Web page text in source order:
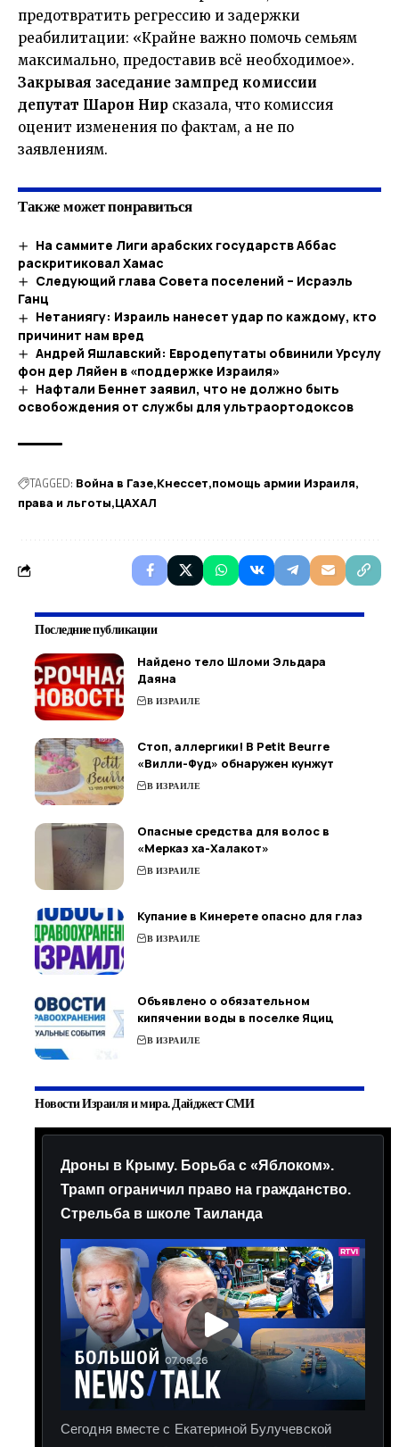
предотвратить регрессию и задержки
реабилитации: «Крайне важно помочь семьям
максимально, предоставив всё необходимое».
Закрывая заседание зампред комиссии
депутат Шарон Нир сказала, что комиссия
оценит изменения по фактам, а не по
заявлениям.
Также может понравиться
На саммите Лиги арабских государств Аббас
раскритиковал Хамас
Следующий глава Совета поселений – Исраэль
Ганц
Нетаниягу: Израиль нанесет удар по каждому, кто
причинит нам вред
Андрей Яшлавский: Евродепутаты обвинили Урсулу
фон дер Ляйен в «поддержке Израиля»
Нафтали Беннет заявил, что не должно быть
освобождения от службы для ультраортодоксов
TAGGED: Война в Газе Кнессет помощь армии Израиля
права и льготы ЦАХАЛ
Последние публикации
Найдено тело Шломи Эльдара
Даяна
В ИЗРАИЛЕ
Стоп, аллергики! В Petit Beurre
«Вилли-Фуд» обнаружен кунжут
В ИЗРАИЛЕ
Опасные средства для волос в
«Мерказ ха-Халакот»
В ИЗРАИЛЕ
Купание в Кинерете опасно для глаз
В ИЗРАИЛЕ
Объявлено о обязательном
кипячении воды в поселке Яциц
В ИЗРАИЛЕ
Новости Израиля и мира. Дайджест СМИ